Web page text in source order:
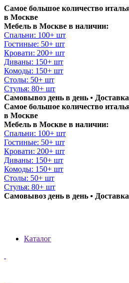
Самое большое количество
в Москве
Мебель в Москве в наличии:
Спальни: 100+ шт
Гостиные: 50+ шт
Кровати: 200+ шт
Диваны: 150+ шт
Комоды: 150+ шт
Столы: 50+ шт
Стулья: 80+ шт
Самовывоз день в день •
Самое большое количество
в Москве
Мебель в Москве в наличии:
Спальни: 100+ шт
Гостиные: 50+ шт
Кровати: 200+ шт
Диваны: 150+ шт
Комоды: 150+ шт
Столы: 50+ шт
Стулья: 80+ шт
Самовывоз день в день •
Каталог